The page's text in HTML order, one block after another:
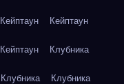
Кейптаун Кейптаун
Кейптаун Клубника
Клубника Клубника